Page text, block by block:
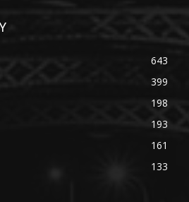
643
399
198
193
161
133